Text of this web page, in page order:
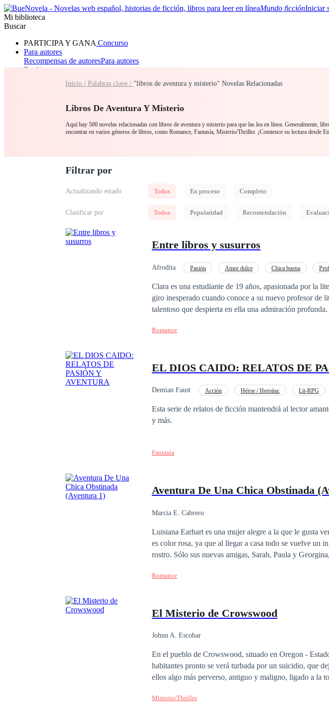
Mundo ficciónIniciar
Mi biblioteca
Buscar
PARTICIPA Y GANA Concurso
Para autores
Recompensas de autoresPara autores
Ranking
RomanceHombre loboMafiaSistemaFantasía
Inicio / Palabras clave / "libros de aventura y misterio" Novelas Relacionadas
Libros De Aventura Y Misterio
Aquí hay 500 novelas relacionadas con libros de aventura y misterio para que las lea en línea. Generalmente,
encontrar en varios géneros de libros, como Romance, Fantasía, Misterio/Thriller. ¡Comience su lectura desde
Filtrar por
Actualizando estado Todos En proceso Completo
Clasificar por Todos Popularidad Recomendación
Entre libros y susurros
Afrodita Pasión Amor dulce Chica buena
Clara es una estudiante de 19 años, apasionada por la
giro inesperado cuando conoce a su nuevo profesor de
talentoso que despierta en ella una admiración
Romance
EL DIOS CAIDO: RELATOS DE
Demian Faust Acción Héroe / Heroína: Lit-RPG
Esta serie de relatos de ficción mantendrá al lector
y más.
Fantasía
Aventura De Una Chica Obstinada
Marcia E. Cabrero
Luisiana Earhart es una mujer alegre a la que le gusta
es color rosa, ya que al llegar a casa todo se vuelve un
rostro. Sólo sus nuevas amigas, Sarah, Paula y Georgina, podrán ayudarla a superar el dolor, y la convencen de
Aventura de una Mujer Libre 3. Aventura de una Ama
Romance
El Misterio de Crowswood
Johnn A. Escobar
En el pueblo de Crowswood, situado en Oregon -
habitantes pronto se verá turbada por un suicidio, que
ellos algo más perverso, antiguo y maligno, ligado a la
Misterio/Thriller